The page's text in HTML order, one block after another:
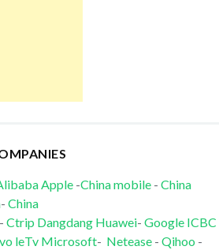
Apple-China mobile- China
- China
Ctrip Dangdang Huawei- Google ICBC
leTv Microsoft- Netease- Qihoo -